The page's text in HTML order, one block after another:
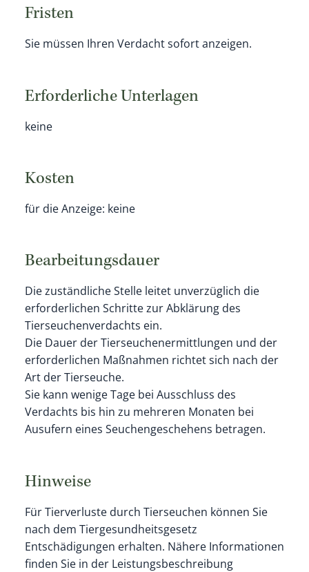
Fristen
Sie müssen Ihren Verdacht sofort anzeigen.
Erforderliche Unterlagen
keine
Kosten
für die Anzeige: keine
Bearbeitungsdauer
Die zuständliche Stelle leitet unverzüglich die
erforderlichen Schritte zur Abklärung des
Tierseuchenverdachts ein.
Die Dauer der Tierseuchenermittlungen und der
erforderlichen Maßnahmen richtet sich nach der
Art der Tierseuche.
Sie kann wenige Tage bei Ausschluss des
Verdachts bis hin zu mehreren Monaten bei
Ausufern eines Seuchengeschehens betragen.
Hinweise
Für Tierverluste durch Tierseuchen können Sie
nach dem Tiergesundheitsgesetz
Entschädigungen erhalten. Nähere Informationen
finden Sie in der Leistungsbeschreibung